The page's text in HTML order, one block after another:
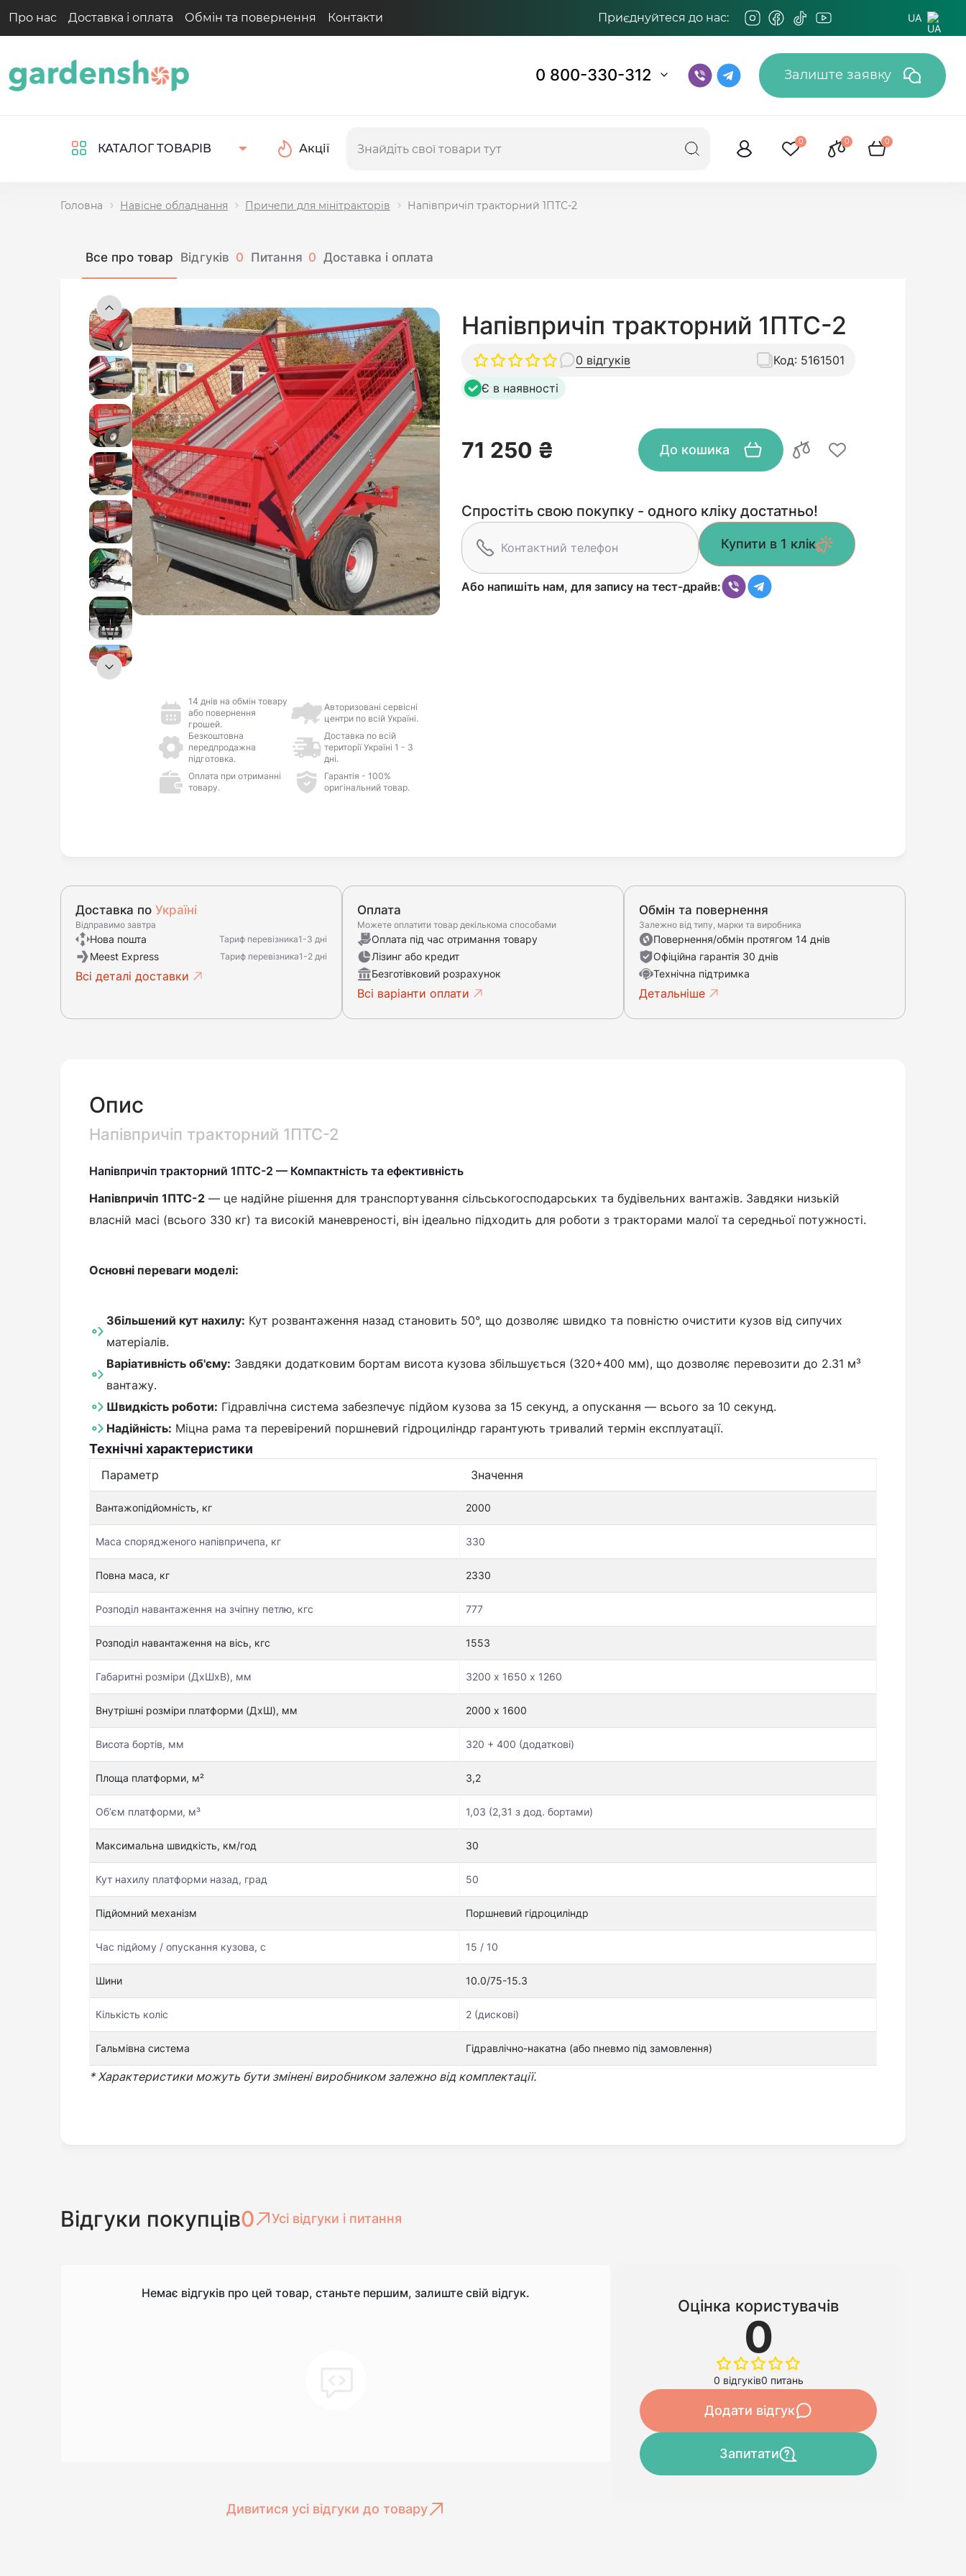
Про нас Доставка і оплата Обмін та повернення Контакти Приєднуйтеся до нас: UA
0 800-330-312 Залиште заявку
КАТАЛОГ ТОВАРІВ Акції
0 0 0
Головна Навісне обладнання Причепи для мінітракторів Напівпричіп тракторний 1ПТС-2
Все про товар Відгуків 0 Питання 0 Доставка і оплата
14 днів на обмін товару
або повернення
грошей.
Авторизовані сервісні
центри по всій Україні.
Безкоштовна
передпродажна
підготовка.
Доставка по всій
території Україні 1 - 3
дні.
Оплата при отриманні
товару.
Гарантія - 100%
оригінальний товар.
Напівпричіп тракторний 1ПТС-2
0 відгуків Код: 5161501
Є в наявності
71 250 ₴ До кошика
Спростіть свою покупку - одного кліку достатньо!
Купити в 1 клік
Або напишіть нам, для запису на тест-драйв:
Доставка по Україні
Відправимо завтра
Нова пошта Тариф перевізника1-3 дні
Meest Express Тариф перевізника1-2 дні
Всі деталі доставки
Оплата
Можете оплатити товар декількома способами
Оплата під час отримання товару
Лізинг або кредит
Безготівковий розрахунок
Всі варіанти оплати
Обмін та повернення
Залежно від типу, марки та виробника
Повернення/обмін протягом 14 днів
Офіційна гарантія 30 днів
Технічна підтримка
Детальніше
Опис
Напівпричіп тракторний 1ПТС-2
Напівпричіп тракторний 1ПТС-2 — Компактність та ефективність
Напівпричіп 1ПТС-2 — це надійне рішення для транспортування сільськогосподарських та будівельних вантажів. Завдяки низькій
власній масі (всього 330 кг) та високій маневреності, він ідеально підходить для роботи з тракторами малої та середньої потужності.
Основні переваги моделі:
Збільшений кут нахилу: Кут розвантаження назад становить 50°, що дозволяє швидко та повністю очистити кузов від сипучих
матеріалів.
Варіативність об'єму: Завдяки додатковим бортам висота кузова збільшується (320+400 мм), що дозволяє перевозити до 2.31 м³
вантажу.
Швидкість роботи: Гідравлічна система забезпечує підйом кузова за 15 секунд, а опускання — всього за 10 секунд.
Надійність: Міцна рама та перевірений поршневий гідроциліндр гарантують тривалий термін експлуатації.
Технічні характеристики
Параметр Значення
Вантажопідйомність, кг 2000
Маса спорядженого напівпричепа, кг 330
Повна маса, кг 2330
Розподіл навантаження на зчіпну петлю, кгс 777
Розподіл навантаження на вісь, кгс 1553
Габаритні розміри (ДхШхВ), мм 3200 х 1650 х 1260
Внутрішні розміри платформи (ДхШ), мм 2000 х 1600
Висота бортів, мм 320 + 400 (додаткові)
Площа платформи, м² 3,2
Об’єм платформи, м³ 1,03 (2,31 з дод. бортами)
Максимальна швидкість, км/год 30
Кут нахилу платформи назад, град 50
Підйомний механізм Поршневий гідроциліндр
Час підйому / опускання кузова, с 15 / 10
Шини 10.0/75-15.3
Кількість коліс 2 (дискові)
Гальмівна система Гідравлічно-накатна (або пневмо під замовлення)
* Характеристики можуть бути змінені виробником залежно від комплектації.
Відгуки покупців0 Усі відгуки і питання
Немає відгуків про цей товар, станьте першим, залиште свій відгук.
Дивитися усі відгуки до товару
Оцінка користувачів
0
0 відгуків0 питань
Додати відгук
Запитати